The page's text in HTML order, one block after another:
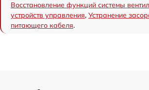
Восстановление функций системы
устройств управления, Устранение
питающего кабеля.